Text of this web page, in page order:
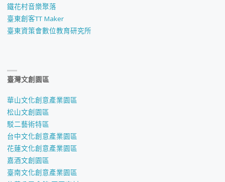
鐵花村音樂聚落
臺東創客TT Maker
臺東資策會數位教育研究所
臺灣文創園區
華山文化創意產業園區
松山文創園區
駁二藝術特區
台中文化創意產業園區
花蓮文化創意產業園區
嘉酒文創園區
臺南文化創意產業園區